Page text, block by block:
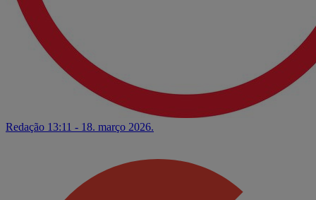
Redação 13:11 - 18. março 2026.